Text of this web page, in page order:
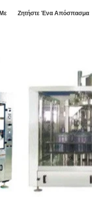
Ζητήστε Ένα Απόσπασμα